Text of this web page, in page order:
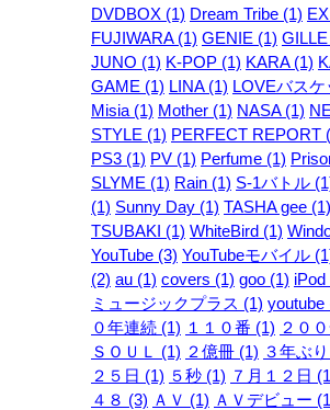
DVDBOX (1) Dream Tribe (1)
FUJIWARA (1) GENIE (1)
JUNO (1) K-POP (1) KARA (1)
GAME (1) LINA (1) LOVEバスケ
Misia (1) Mother (1) NASA (1)
STYLE (1) PERFECT REPORT
PS3 (1) PV (1) Perfume (1)
SLYME (1) Rain (1) S-1バトル
(1) Sunny Day (1) TASHA gee (1)
TSUBAKI (1) WhiteBird (1)
YouTube (3) YouTubeモバイル
(2) au (1) covers (1) goo (1) iPod
ミュージックプラス (1) youtube
０年連続 (1) １１０番 (1) ２０
ＳＯＵＬ (1) ２億冊 (1) ３年ぶ
２５日 (1) ５秒 (1) ７月１２日
４８ (3) ＡＶ (1) ＡＶデビュー